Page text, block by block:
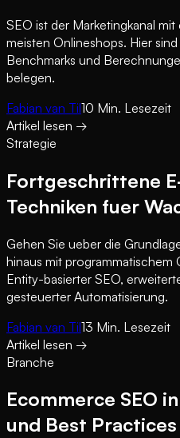
SEO ist der Marketingkanal
meisten Onlineshops. Hier
Benchmarks und
belegen.
Fabian van Til10 Min. Lesezeit
Artikel lesen →
Strategie
Fortgeschrittene
Techniken fuer
Gehen Sie ueber die
hinaus mit
Entity-basierter SEO,
gesteuerter Automatisierung.
Fabian van Til13 Min. Lesezeit
Artikel lesen →
Branche
Ecommerce SEO
und Best Practices